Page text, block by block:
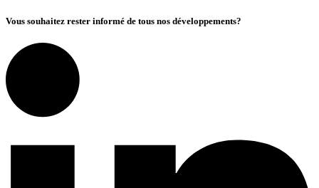
Vous souhaitez rester informé de tous nos développements?